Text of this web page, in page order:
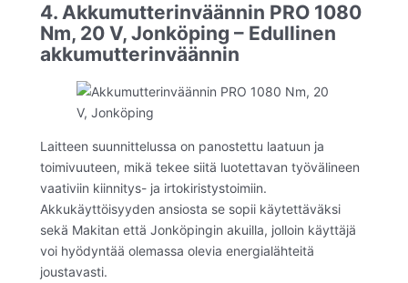
4. Akkumutterinväännin PRO 1080
Nm, 20 V, Jonköping – Edullinen
akkumutterinväännin
Laitteen suunnittelussa on panostettu laatuun ja
toimivuuteen, mikä tekee siitä luotettavan työvälineen
vaativiin kiinnitys- ja irtokiristystoimiin.
Akkukäyttöisyyden ansiosta se sopii käytettäväksi
sekä Makitan että Jonköpingin akuilla, jolloin käyttäjä
voi hyödyntää olemassa olevia energialähteitä
joustavasti.